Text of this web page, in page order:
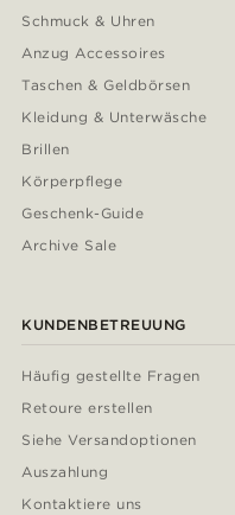
Schmuck & Uhren
Anzug Accessoires
Taschen & Geldbörsen
Kleidung & Unterwäsche
Brillen
Körperpflege
Geschenk-Guide
Archive Sale
KUNDENBETREUUNG
Häufig gestellte Fragen
Retoure erstellen
Siehe Versandoptionen
Auszahlung
Kontaktiere uns